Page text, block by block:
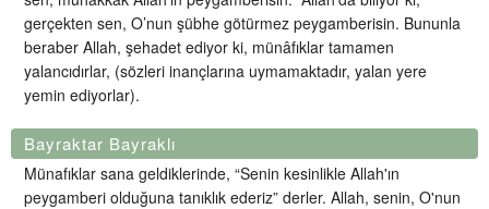
gerçekten sen, O’nun şübhe götürmez peygamberisin. Bununla
beraber Allah, şehadet ediyor ki, münâfıklar tamamen
yalancıdırlar, (sözleri inançlarına uymamaktadır, yalan yere
yemin ediyorlar).
Bayraktar Bayraklı
Münafıklar sana geldiklerinde, “Senin kesinlikle Allah'ın
peygamberi olduğuna tanıklık ederiz” derler. Allah, senin, O'nun